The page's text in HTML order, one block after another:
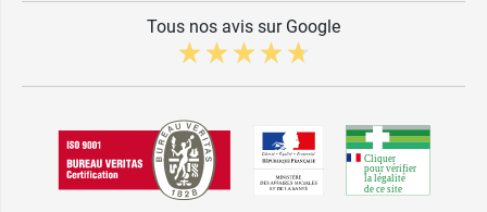
Tous nos avis sur Google